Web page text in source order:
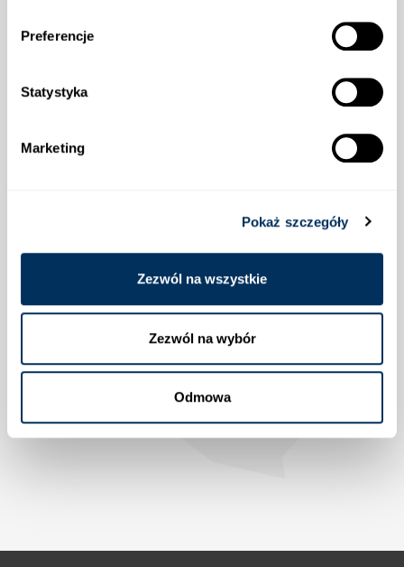
Preferencje
Statystyka
Marketing
Pokaż szczegóły
Zezwól na wszystkie
Zezwól na wybór
Odmowa